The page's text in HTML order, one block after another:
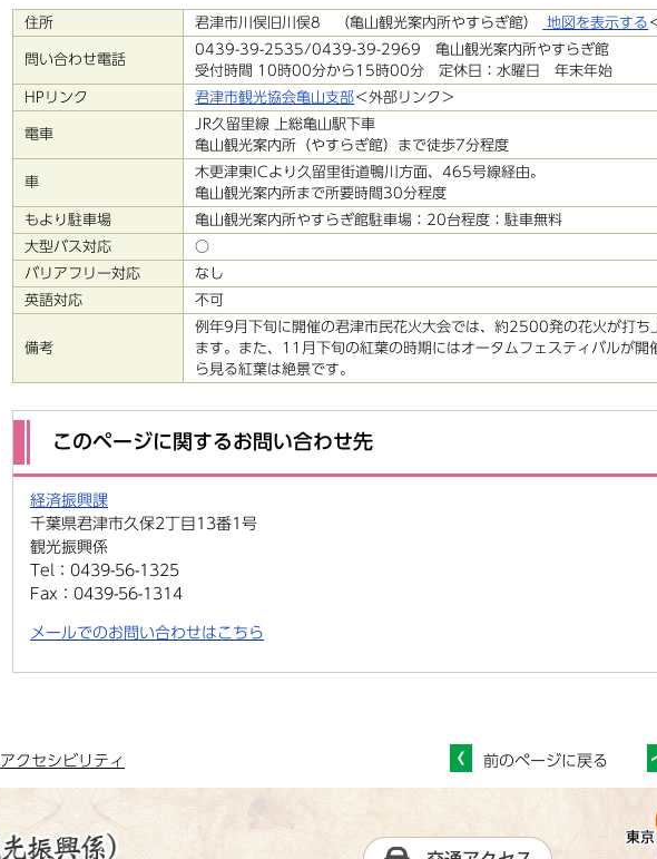
住所 君津市川俣旧川俣8 （亀山観光案内所やすらぎ館） 地図を表示する
問い合わせ電話
0439-39-2535/0439-39-2969 亀山観光案内所やすらぎ館
受付時間 10時00分から15時00分 定休日：水曜日 年末年始
HPリンク
君津市観光協会亀山支部＜外部リンク＞
電車
JR久留里線 上総亀山駅下車
亀山観光案内所（やすらぎ館）まで徒歩7分程度
車
木更津東ICより久留里街道鴨川方面、465号線経由。
亀山観光案内所まで所要時間30分程度
もより駐車場
亀山観光案内所やすらぎ館駐車場：20台程度：駐車無料
大型バス対応
○
バリアフリー対応
なし
英語対応
不可
備考
例年9月下旬に開催の君津市民花火大会では、約2500発の花火が打ち
ます。また、11月下旬の紅葉の時期にはオータムフェスティバルが開
ら見る紅葉は絶景です。
このページに関するお問い合わせ先
経済振興課
観光振興係
千葉県君津市久保2丁目13番1号
Tel：0439-56-1325
Fax：0439-56-1314
メールでのお問い合わせはこちら
アクセシビリティ 前のページに戻る